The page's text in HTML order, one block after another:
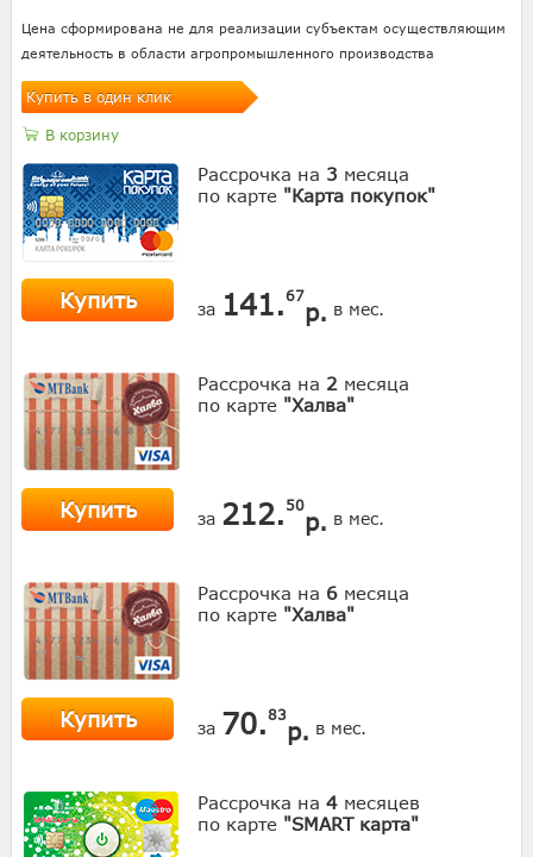
Цена сформирована не для реализации субъектам осуществляющим
деятельность в области агропромышленного производства
Купить в один клик
В корзину
Рассрочка на 3 месяца
по карте "Карта покупок"
Купить за 141.67
р. в мес.
Рассрочка на 2 месяца
по карте "Халва"
Купить за 212. 50
р. в мес.
Рассрочка на 6 месяца
по карте "Халва"
Купить за 70.83
р. в мес.
Рассрочка на 4 месяцев
по карте "SMART карта"